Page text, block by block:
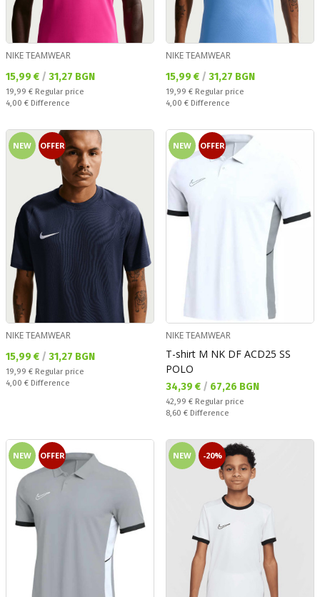
NIKE TEAMWEAR
Текуща цена:
15,99 € / 31,27 BGN
Regular price:
19,99 € Regular price
Спестявате:
4,00 € Difference
NIKE TEAMWEAR
Текуща цена:
15,99 € / 31,27 BGN
Regular price:
19,99 € Regular price
Спестявате:
4,00 € Difference
NEW OFFER
NIKE TEAMWEAR
Текуща цена:
15,99 € / 31,27 BGN
Regular price:
19,99 € Regular price
Спестявате:
4,00 € Difference
NEW OFFER
NIKE TEAMWEAR
T-shirt M NK DF ACD25 SS
POLO
Текуща цена:
34,39 € / 67,26 BGN
Regular price:
42,99 € Regular price
Спестявате:
8,60 € Difference
NEW OFFER NEW -20%